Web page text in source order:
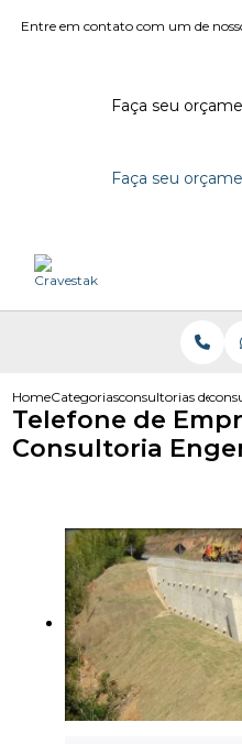
Entre em contato com um de
Faça seu
Faça seu
HomeCategoriasconsultorias de
Telefone de
Consultoria